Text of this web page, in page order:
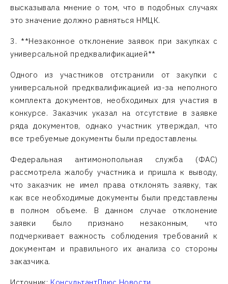
высказывала мнение о том, что в подобных случаях
это значение должно равняться НМЦК.
3. **Незаконное отклонение заявок при закупках с
универсальной предквалификацией**
Одного из участников отстранили от закупки с
универсальной предквалификацией из-за неполного
комплекта документов, необходимых для участия в
конкурсе. Заказчик указал на отсутствие в заявке
ряда документов, однако участник утверждал, что
все требуемые документы были предоставлены.
Федеральная антимонопольная служба (ФАС)
рассмотрела жалобу участника и пришла к выводу,
что заказчик не имел права отклонять заявку, так
как все необходимые документы были представлены
в полном объеме. В данном случае отклонение
заявки было признано незаконным, что
подчеркивает важность соблюдения требований к
документам и правильного их анализа со стороны
заказчика.